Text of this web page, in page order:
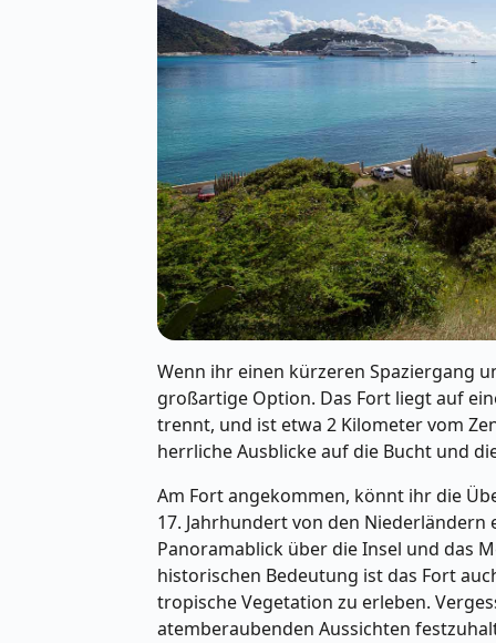
Wenn ihr einen kürzeren Spaziergang
großartige Option. Das Fort liegt auf
trennt, und ist etwa 2 Kilometer vom
herrliche Ausblicke auf die Bucht und
Am Fort angekommen, könnt ihr die
17. Jahrhundert von den
Panoramablick über die Insel und das
historischen Bedeutung ist das Fort
tropische Vegetation zu erleben.
atemberaubenden Aussichten